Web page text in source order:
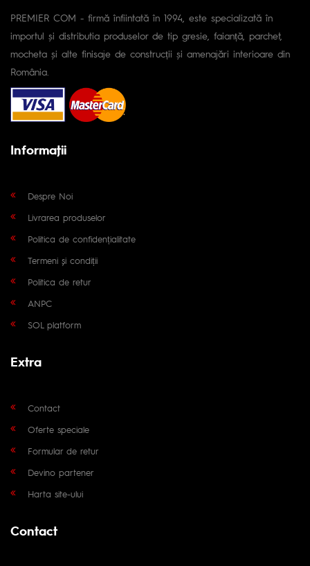
PREMIER COM - firmă înfiintată în 1994, este specializată în
importul și distributia produselor de tip gresie, faianță, parchet,
mocheta și alte finisaje de construcții și amenajări interioare din
România.
Informaţii
Despre Noi
Livrarea produselor
Politica de confidențialitate
Termeni și condiții
Politica de retur
ANPC
SOL platform
Extra
Contact
Oferte speciale
Formular de retur
Devino partener
Harta site-ului
Contact